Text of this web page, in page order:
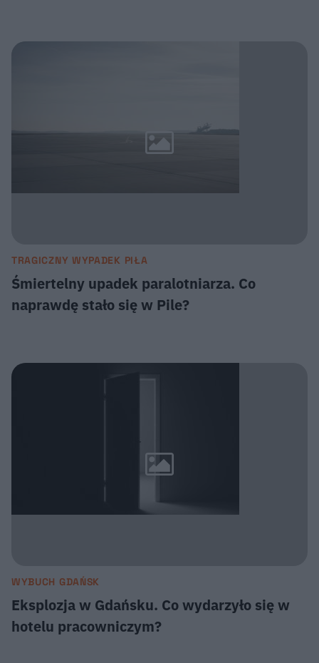
TRAGICZNY WYPADEK PIŁA
Śmiertelny upadek paralotniarza. Co
naprawdę stało się w Pile?
WYBUCH GDAŃSK
Eksplozja w Gdańsku. Co wydarzyło się w
hotelu pracowniczym?